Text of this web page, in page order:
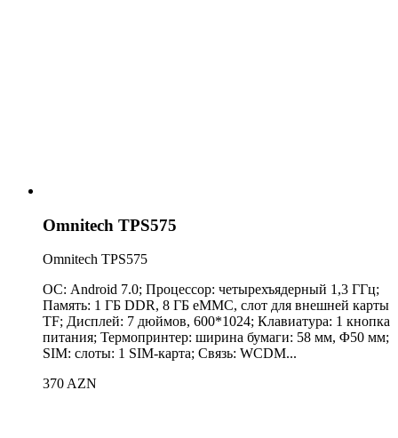
Omnitech TPS575
Omnitech TPS575
ОС: Android 7.0; Процессор: четырехъядерный 1,3 ГГц;
Память: 1 ГБ DDR, 8 ГБ eMMC, слот для внешней карты
TF; Дисплей: 7 дюймов, 600*1024; Клавиатура: 1 кнопка
питания; Термопринтер: ширина бумаги: 58 ​​мм, Φ50 мм;
SIM: слоты: 1 SIM-карта; Связь: WCDM...
370 AZN